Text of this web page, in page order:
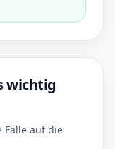
wichtig
Fälle auf die